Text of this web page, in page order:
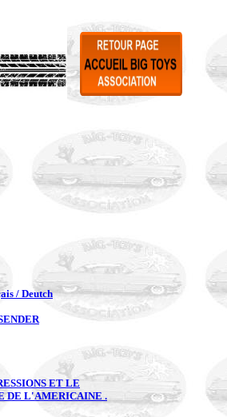
/ Deutch
ET LE
DE L'AMERICAINE .